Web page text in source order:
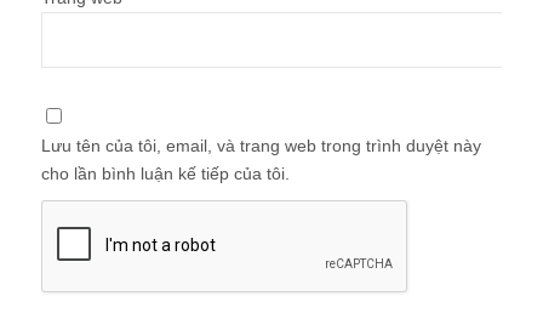
Lưu tên của tôi, email, và trang web trong trình duyệt này
cho lần bình luận kế tiếp của tôi.